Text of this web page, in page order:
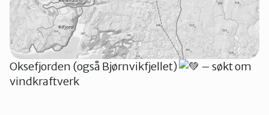
Oksefjorden (også Bjørnvikfjellet)
– søkt om
vindkraftverk